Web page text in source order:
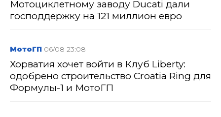
Мотоциклетному заводу Ducati дали
господдержку на 121 миллион евро
МотоГП 06/08 23:08
Хорватия хочет войти в Клуб Liberty:
одобрено строительство Croatia Ring для
Формулы-1 и МотоГП